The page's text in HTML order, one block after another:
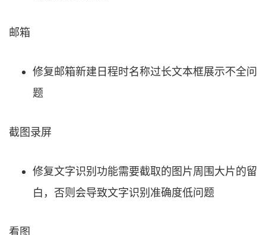
邮箱
修复邮箱新建日程时名称过长文本框展示不全问
题
截图录屏
修复文字识别功能需要截取的图片周围大片的留
白，否则会导致文字识别准确度低问题
看图